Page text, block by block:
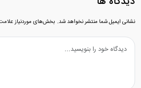
نشانی ایمیل شما منتشر نخواهد شد. بخش‌های موردنیاز